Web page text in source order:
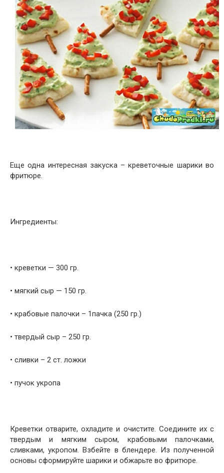
Еще одна интересная закуска – креветочные шарики во
фритюре.
Ингредиенты:
• креветки — 300 гр.
• мягкий сыр — 150 гр.
• крабовые палочки – 1пачка (250 гр.)
• твердый сыр – 250 гр.
• сливки – 2 ст. ложки
• пучок укропа
Креветки отварите, охладите и очистите. Соедините их с
твердым и мягким сыром, крабовыми палочками,
сливками, укропом. Взбейте в блендере. Из полученной
основы сформируйте шарики и обжарьте во фритюре.